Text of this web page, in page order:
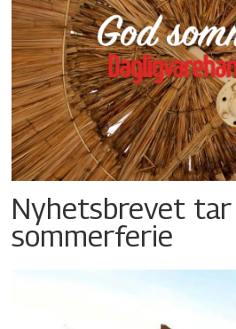
Nyhetsbrevet tar
sommerferie